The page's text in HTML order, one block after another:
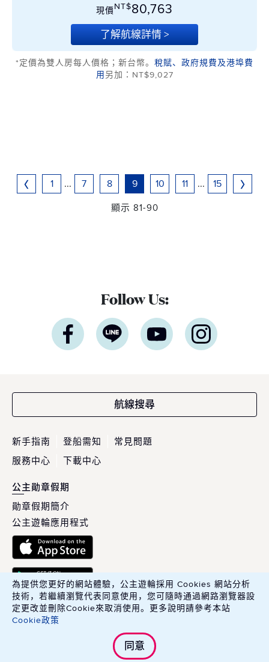
現價NT$80,763
了解航線詳情 >
*定價為雙人房每人價格；新台幣。 稅賦、政府規費及港埠費
用 另加：NT$9,027
1 ... 7 8 9 10 11 ... 15
顯示 81-90
Follow Us:
航線搜尋
新手指南 登船需知
常見問題
服務中心
下載中心
公主勛章假期
勛章假期簡介
公主遊輪應用程式
英商康年華旅行社股份有限公司臺灣分公司 Carnival PLC, Taiwan
Branch.
為提供您更好的網站體驗，公主遊輪採用 Cookies 網站分析
技術，若繼續瀏覽代表同意使用，您可隨時通過網路瀏覽器設
定更改並刪除Cookie來取消使用。更多說明請參考本站
Cookie政策
同意